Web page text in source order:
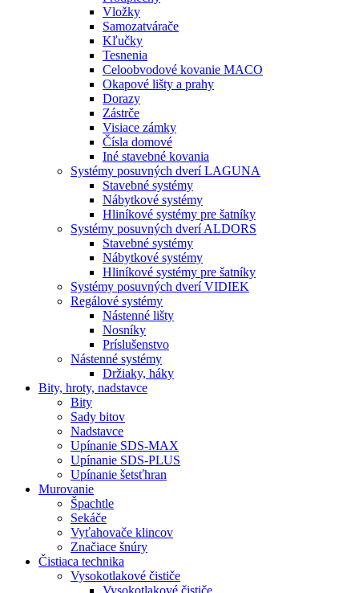
Vložky
Samozatvárače
Kľučky
Tesnenia
Celoobvodové kovanie MACO
Okapové lišty a prahy
Dorazy
Zástrče
Visiace zámky
Čísla domové
Iné stavebné kovania
Systémy posuvných dverí LAGUNA
Stavebné systémy
Nábytkové systémy
Hliníkové systémy pre šatníky
Systémy posuvných dverí ALDORS
Stavebné systémy
Nábytkové systémy
Hliníkové systémy pre šatníky
Systémy posuvných dverí VIDIEK
Regálové systémy
Nástenné lišty
Nosníky
Príslušenstvo
Nástenné systémy
Držiaky, háky
Bity, hroty, nadstavce
Bity
Sady bitov
Nadstavce
Upínanie SDS-MAX
Upínanie SDS-PLUS
Upínanie šetsťhran
Murovanie
Špachtle
Sekáče
Vyťahovače klincov
Značiace šnúry
Čistiaca technika
Vysokotlakové čističe
Vysokotlakové čističe